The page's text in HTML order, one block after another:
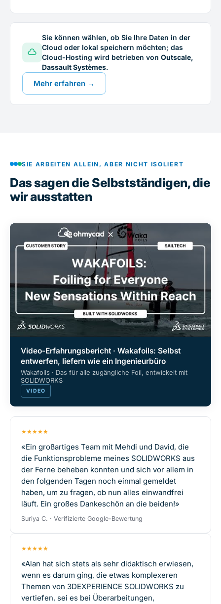
Sie können wählen, ob Sie Ihre Daten in der
Cloud oder lokal speichern möchten; das
Cloud-Hosting wird betrieben von Outscale,
Dassault Systèmes.
Mehr erfahren →
SIE ARBEITEN ALLEIN, ABER NICHT ISOLIERT
Das sagen die Selbstständigen, die
wir ausstatten
Video-Erfahrungsbericht · Wakafoils: Selbst
entwerfen, liefern wie ein Ingenieurbüro
Wakafoils · Das für alle zugängliche Foil, entwickelt mit
SOLIDWORKS
VIDEO
★★★★★
«Ein großartiges Team mit Mehdi und David, die
die Funktionsprobleme meines SOLIDWORKS aus
der Ferne beheben konnten und sich vor allem in
den folgenden Tagen noch einmal gemeldet
haben, um zu fragen, ob nun alles einwandfrei
läuft. Ein großes Dankeschön an die beiden!»
Suriya C. · Verifizierte Google-Bewertung
★★★★★
«Alan hat sich stets als sehr didaktisch erwiesen,
wenn es darum ging, die etwas komplexeren
Themen von 3DEXPERIENCE SOLIDWORKS zu
vertiefen, sei es bei Überarbeitungen,